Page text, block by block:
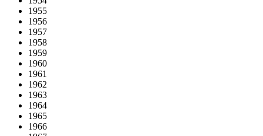
1955
1956
1957
1958
1959
1960
1961
1962
1963
1964
1965
1966